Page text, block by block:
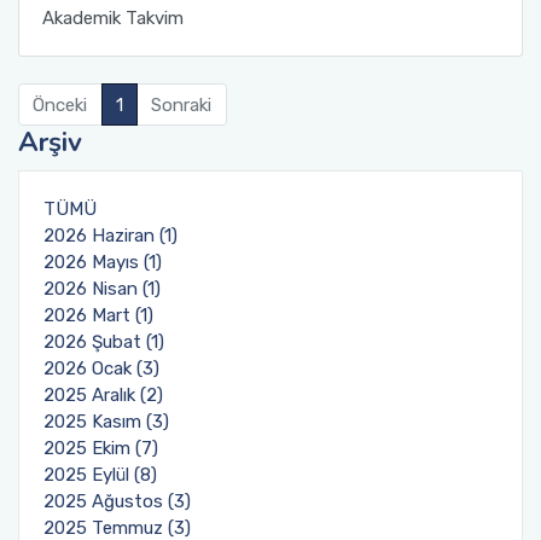
Akademik Takvim
Önceki 1 Sonraki
Arşiv
TÜMÜ
2026 Haziran (1)
2026 Mayıs (1)
2026 Nisan (1)
2026 Mart (1)
2026 Şubat (1)
2026 Ocak (3)
2025 Aralık (2)
2025 Kasım (3)
2025 Ekim (7)
2025 Eylül (8)
2025 Ağustos (3)
2025 Temmuz (3)
Birim Danışma Kurulu Üyeleri
Eğitim Öğretim Koordinasyon Komisyonu
Birim Kalite Kurulu
Araştırmaları Geliştirme Komisyonu (AGEK)